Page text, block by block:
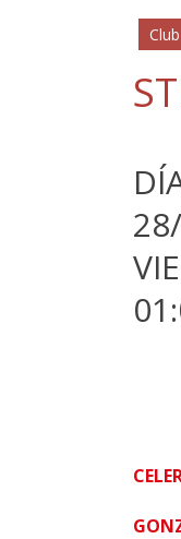
Club